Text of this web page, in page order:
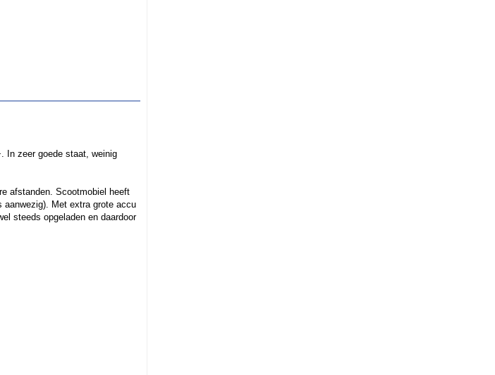
In zeer goede staat, weinig
afstanden. Scootmobiel heeft
aanwezig). Met extra grote accu
steeds opgeladen en daardoor